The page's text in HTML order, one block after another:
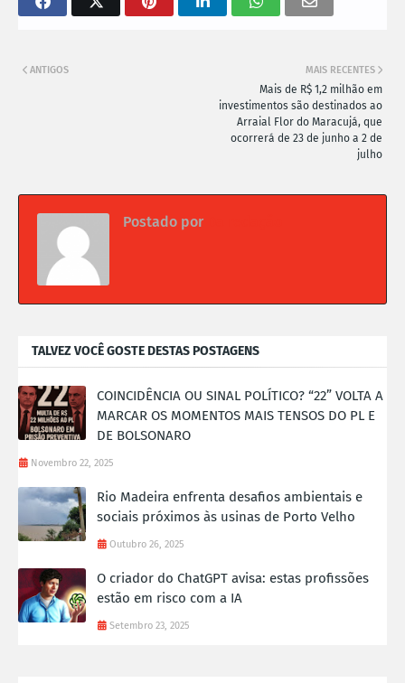
MAIS RECENTES
Mais de R$ 1,2 milhão em
investimentos são destinados ao
Arraial Flor do Maracujá, que
ocorrerá de 23 de junho a 2 de
julho
ANTIGOS
Postado por
TALVEZ VOCÊ GOSTE DESTAS POSTAGENS
COINCIDÊNCIA OU SINAL POLÍTICO? “22” VOLTA A
MARCAR OS MOMENTOS MAIS TENSOS DO PL E
DE BOLSONARO
Novembro 22, 2025
Rio Madeira enfrenta desafios ambientais e
sociais próximos às usinas de Porto Velho
Outubro 26, 2025
O criador do ChatGPT avisa: estas profissões
estão em risco com a IA
Setembro 23, 2025